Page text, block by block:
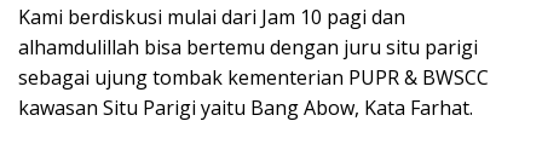
Kami berdiskusi mulai dari Jam 10 pagi dan
alhamdulillah bisa bertemu dengan juru situ parigi
sebagai ujung tombak kementerian PUPR & BWSCC
kawasan Situ Parigi yaitu Bang Abow, Kata Farhat.